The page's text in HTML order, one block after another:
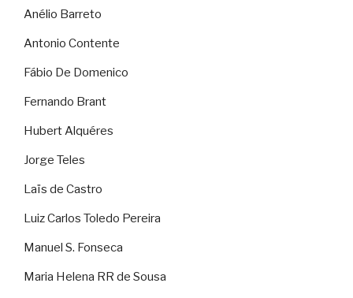
Anélio Barreto
Antonio Contente
Fábio De Domenico
Fernando Brant
Hubert Alquéres
Jorge Teles
Laïs de Castro
Luiz Carlos Toledo Pereira
Manuel S. Fonseca
Maria Helena RR de Sousa